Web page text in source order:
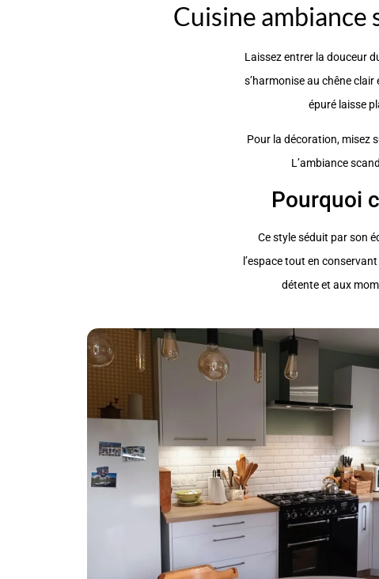
Cuisine ambiance
Laissez entrer la douceur
s’harmonise au chêne
épuré laisse
Pour la décoration, misez
L’ambiance
Pourquoi
Ce style séduit par son
l’espace tout en
détente et aux